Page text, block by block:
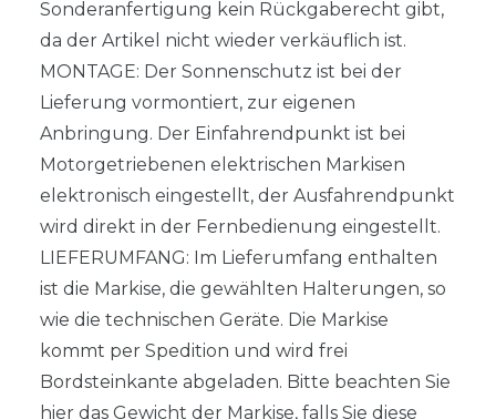
Sonderanfertigung kein Rückgaberecht gibt,
da der Artikel nicht wieder verkäuflich ist.
MONTAGE: Der Sonnenschutz ist bei der
Lieferung vormontiert, zur eigenen
Anbringung. Der Einfahrendpunkt ist bei
Motorgetriebenen elektrischen Markisen
elektronisch eingestellt, der Ausfahrendpunkt
wird direkt in der Fernbedienung eingestellt.
LIEFERUMFANG: Im Lieferumfang enthalten
ist die Markise, die gewählten Halterungen, so
wie die technischen Geräte. Die Markise
kommt per Spedition und wird frei
Bordsteinkante abgeladen. Bitte beachten Sie
hier das Gewicht der Markise, falls Sie diese